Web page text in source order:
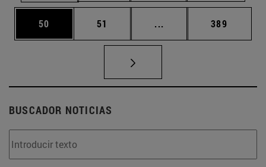
Página
50 Página
51 ... Páginas intermedias
Página
389
BUSCADOR NOTICIAS